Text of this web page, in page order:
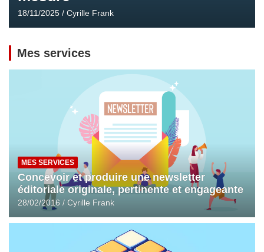
18/11/2025 Cyrille Frank
Mes services
MES SERVICES
Concevoir et produire une newsletter
éditoriale originale, pertinente et engageante
28/02/2016 Cyrille Frank